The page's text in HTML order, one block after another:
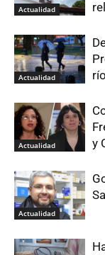
Actualidad
Actualidad
Actualidad
y
Actualidad